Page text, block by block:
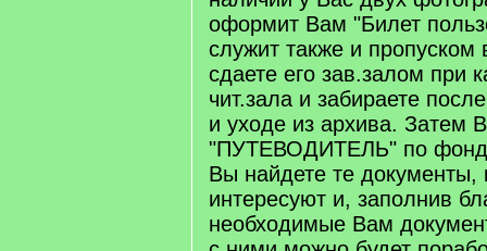
оформит Вам "Билет
служит также и
сдаете его зав.залом при
чит.зала и забираете
и уходе из архива. Затем
"ПУТЕВОДИТЕЛЬ" по
Вы найдете те документы,
интересуют и, заполнив
необходимые Вам